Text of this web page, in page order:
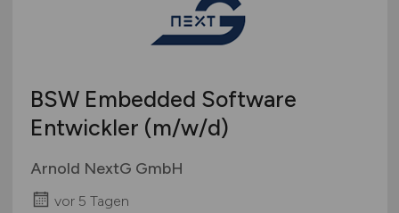
BSW Embedded Software
Entwickler (m/w/d)
Arnold NextG GmbH
vor 5 Tagen